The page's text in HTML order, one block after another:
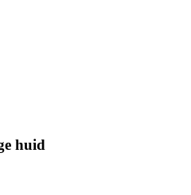
huid